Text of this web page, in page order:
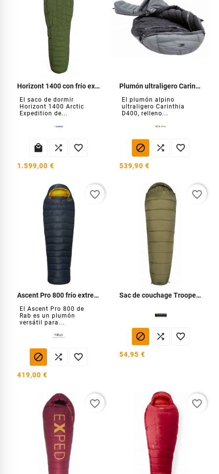
Horizont 1400 con frío extremo
El saco de dormir
Horizont 1400 Arctic
Expedition de...
  
1.599,00 €
Plumón ultraligero Carinthia D400
El plumón alpino
ultraligero Carinthia
D400, relleno...
  
539,90 €
Ascent Pro 800 frío extremo hacia abajo
El Ascent Pro 800 de
Rab es un plumón
versátil para...
  
419,00 €
favorite_border
Sac de couchage Trooper 250 Ranger
  
54,95 €
favorite_border
favorite_border favorite_border